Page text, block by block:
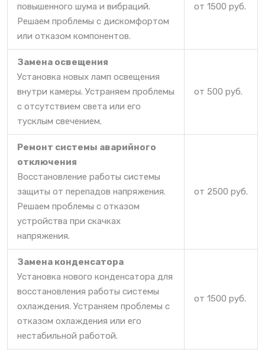
повышенного шума и вибраций.
Решаем проблемы с дискомфортом
или отказом компонентов.
от 1500 руб.
Замена освещения
Установка новых ламп освещения
внутри камеры. Устраняем проблемы
с отсутствием света или его
тусклым свечением.
от 500 руб.
Ремонт системы аварийного
отключения
Восстановление работы системы
защиты от перепадов напряжения.
Решаем проблемы с отказом
устройства при скачках
напряжения.
от 2500 руб.
Замена конденсатора
Установка нового конденсатора для
восстановления работы системы
охлаждения. Устраняем проблемы с
отказом охлаждения или его
нестабильной работой.
от 1500 руб.